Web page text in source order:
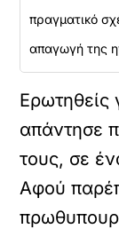
πραγματικό
απαγωγή της
Ερωτηθείς
απάντησε
τους, σε
Αφού